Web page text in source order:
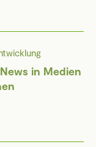
in Medien